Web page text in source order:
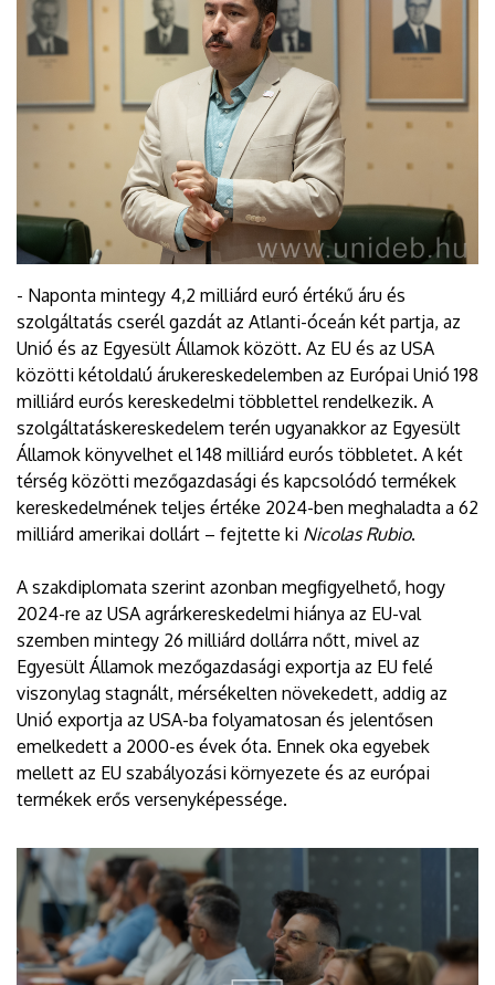
- Naponta mintegy 4,2 milliárd euró értékű áru és
szolgáltatás cserél gazdát az Atlanti-óceán két partja, az
Unió és az Egyesült Államok között. Az EU és az USA
közötti kétoldalú árukereskedelemben az Európai Unió 198
milliárd eurós kereskedelmi többlettel rendelkezik. A
szolgáltatáskereskedelem terén ugyanakkor az Egyesült
Államok könyvelhet el 148 milliárd eurós többletet. A két
térség közötti mezőgazdasági és kapcsolódó termékek
kereskedelmének teljes értéke 2024-ben meghaladta a 62
milliárd amerikai dollárt – fejtette ki Nicolas Rubio.
A szakdiplomata szerint azonban megfigyelhető, hogy
2024-re az USA agrárkereskedelmi hiánya az EU-val
szemben mintegy 26 milliárd dollárra nőtt, mivel az
Egyesült Államok mezőgazdasági exportja az EU felé
viszonylag stagnált, mérsékelten növekedett, addig az
Unió exportja az USA-ba folyamatosan és jelentősen
emelkedett a 2000-es évek óta. Ennek oka egyebek
mellett az EU szabályozási környezete és az európai
termékek erős versenyképessége.